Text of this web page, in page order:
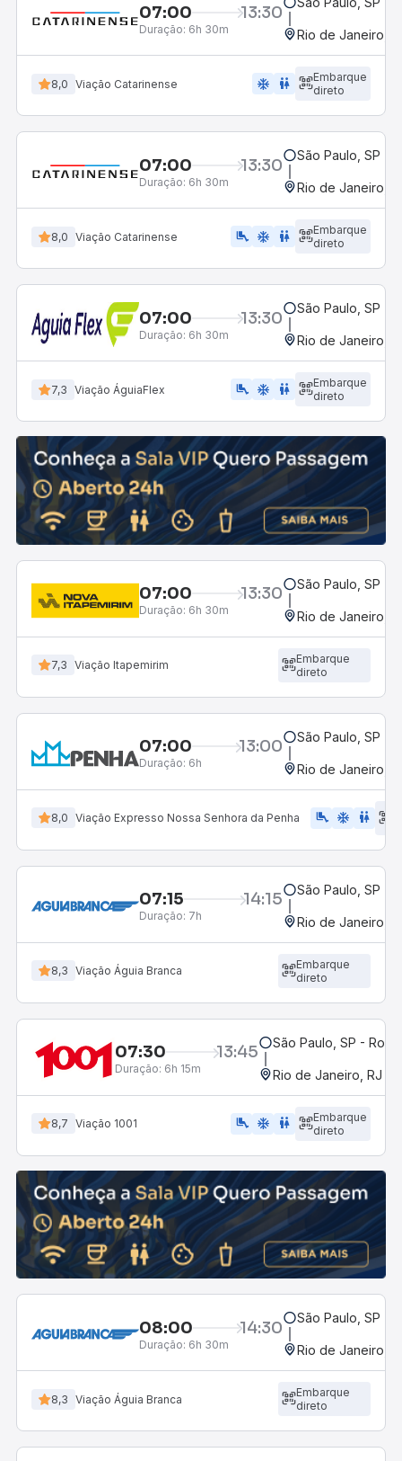
07:00 13:30
Duração: 6h 30m Rio de Janeiro,
8,0 Viação Catarinense ac_unit wc
Embarque
direto
07:00 13:30
Duração: 6h 30m
São Paulo, SP -
Rio de Janeiro,
8,0 Viação Catarinense airline_seat_legroom_extra ac_unit WC
Embarque
direto
07:00 13:30
Duração: 6h 30m
São Paulo, SP -
Rio de Janeiro,
7,3 Viação ÁguiaFlex airline_seat_legroom_extra ac_unit WC
Embarque
direto
07:00 13:30
Duração: 6h 30m
São Paulo, SP -
Rio de Janeiro,
7,3 Viação Itapemirim
Embarque
direto
07:00 13:00
Duração: 6h
São Paulo, SP -
Rio de Janeiro,
8,0 Viação Expresso Nossa Senhora da Penha airline_seat_legroom_extra ac_unit WC
07:15 14:15
Duração: 7h
São Paulo, SP -
Rio de Janeiro,
8,3 Viação Águia Branca
Embarque
direto
07:30 13:45
Duração: 6h 15m
São Paulo, SP -
Rio de Janeiro, RJ -
8,7 Viação 1001 airline_seat_legroom_extra ac_unit WC
Embarque
direto
08:00 14:30
Duração: 6h 30m
São Paulo, SP -
Rio de Janeiro,
8,3 Viação Águia Branca
Embarque
direto